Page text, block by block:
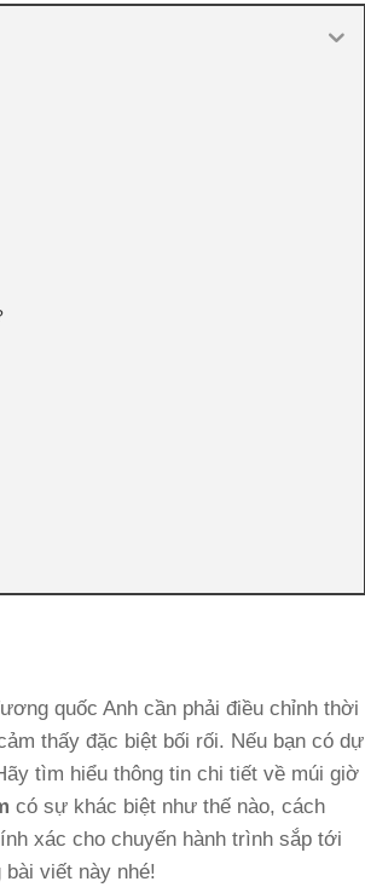
quốc Anh cần phải điều chỉnh thời
thấy đặc biệt bối rối. Nếu bạn có dự
tìm hiểu thông tin chi tiết về múi giờ
có sự khác biệt như thế nào, cách
xác cho chuyến hành trình sắp tới
viết này nhé!